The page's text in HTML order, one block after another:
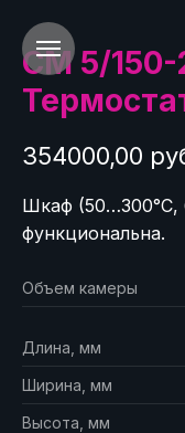
СМ 5/150-
354000,00
Шкаф (50…300°C,
функциональна.
Объем камеры
Длина, мм
Ширина, мм
Высота, мм